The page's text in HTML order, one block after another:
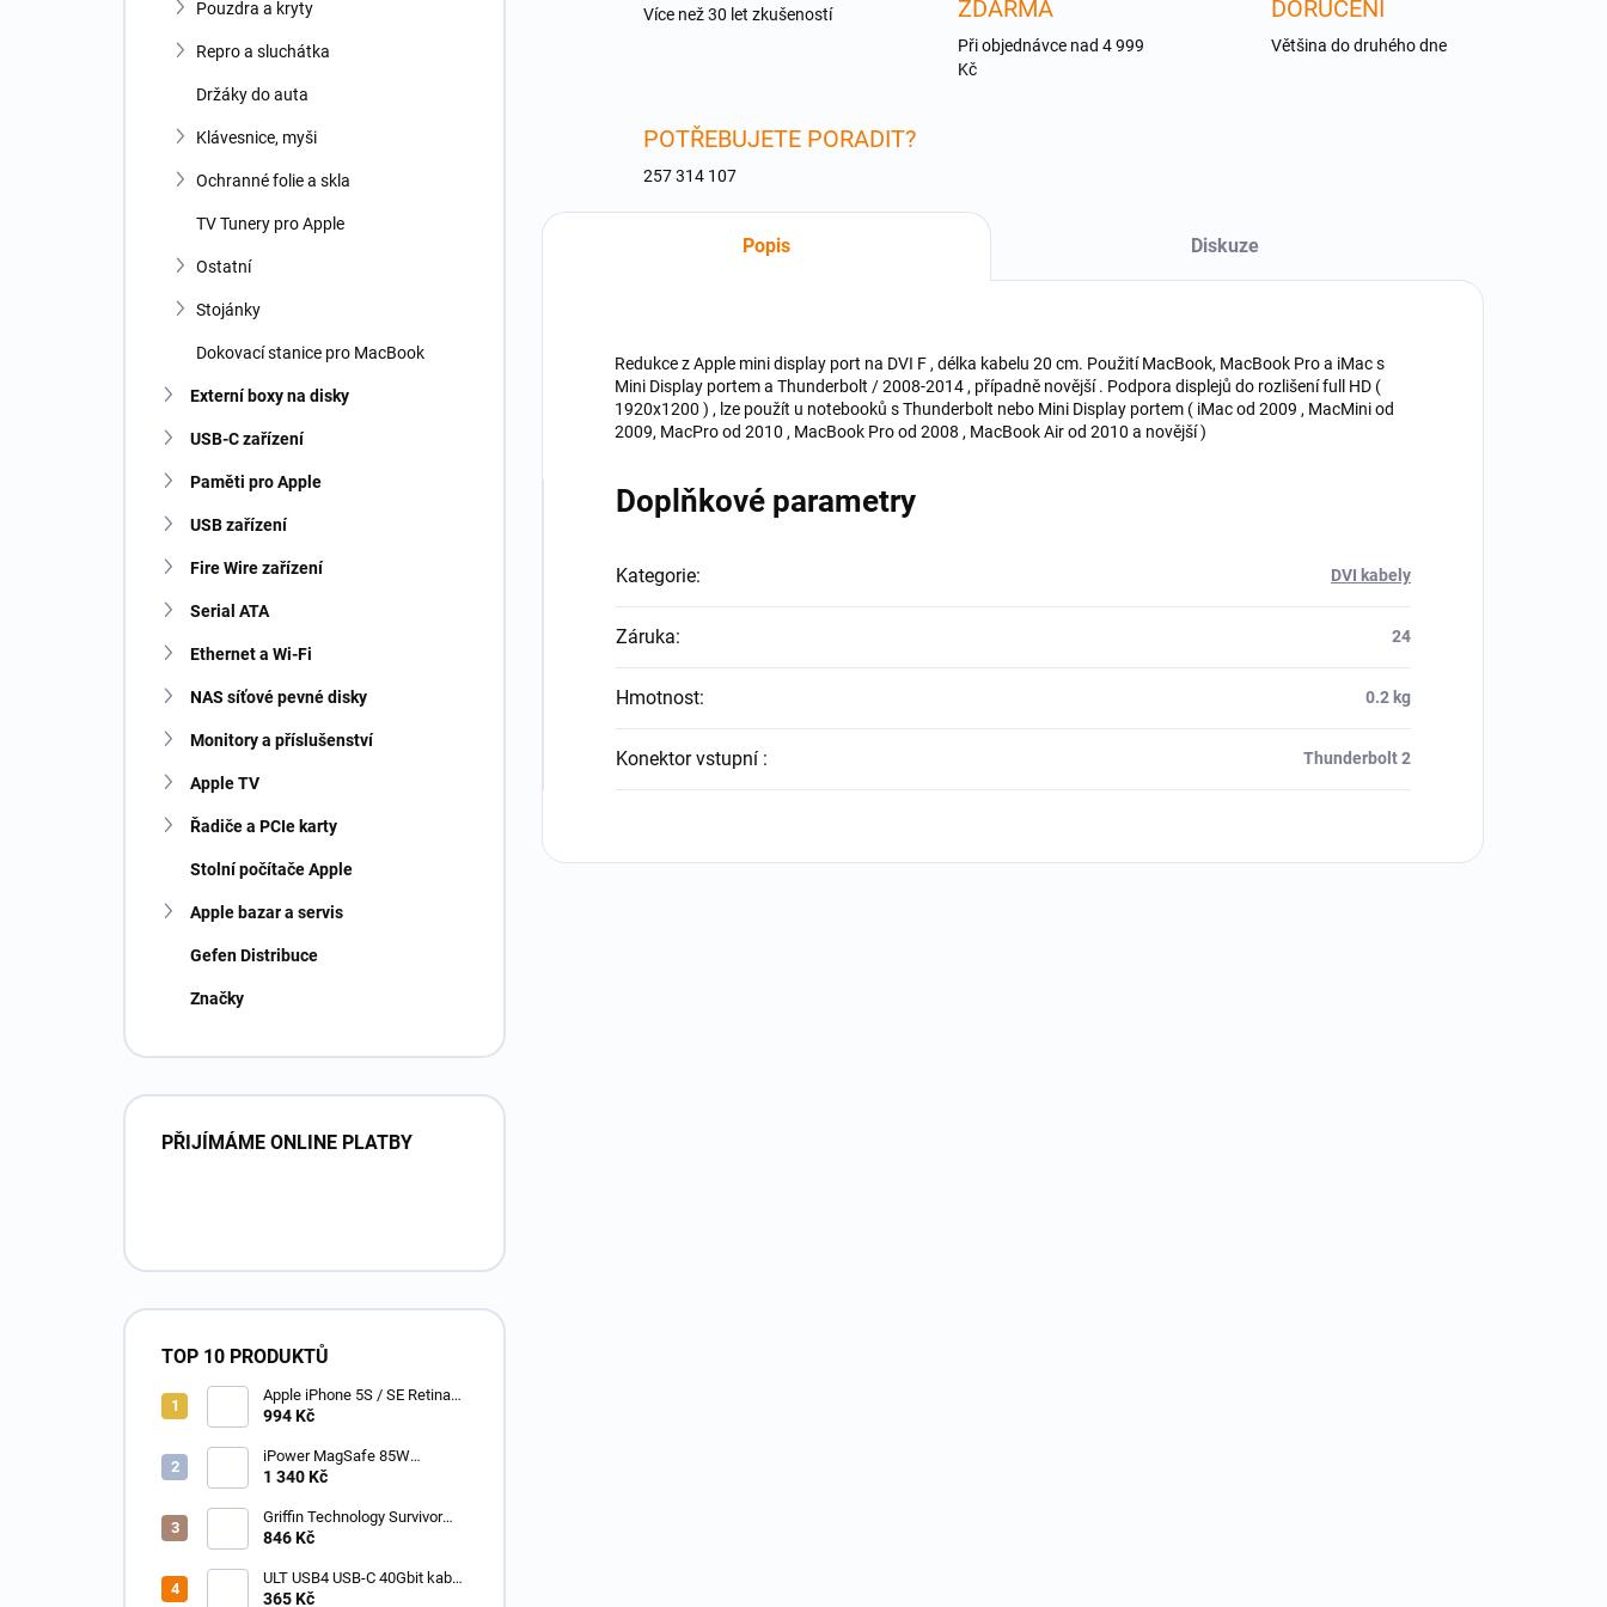
Pouzdra a kryty
Repro a sluchátka
Držáky do auta
Klávesnice, myši
Ochranné folie a skla
TV Tunery pro Apple
Ostatní
Stojánky
Dokovací stanice pro MacBook
Externí boxy na disky
USB-C zařízení
Paměti pro Apple
USB zařízení
Fire Wire zařízení
Serial ATA
Ethernet a Wi-Fi
NAS síťové pevné disky
Monitory a příslušenství
Apple TV
Řadiče a PCIe karty
Stolní počítače Apple
Apple bazar a servis
Gefen Distribuce
Značky
PŘIJÍMÁME ONLINE PLATBY
TOP 10 PRODUKTŮ
Apple iPhone 5S / SE Retina
PREMIUM LCD displej s
994 Kč
iPower MagSafe 85W
napájecí adaptér pro Apple
A1172
1 340 Kč
Griffin Technology Survivor
Extreme pro Apple iPhone XR
846 Kč
ULT USB4 USB-C 40Gbit kabel
M-M až 240W, až 8K@60Hz -
365 Kč
Více než 30 let zkušeností
ZDARMA
Při objednávce nad 4 999
Kč
DORUČENÍ
Většina do druhého dne
POTŘEBUJETE PORADIT?
257 314 107
Popis Diskuze
Redukce z Apple mini display port na DVI F , délka kabelu 20 cm. Použití MacBook, MacBook Pro a iMac s
Mini Display portem a Thunderbolt / 2008-2014 , případně novější . Podpora displejů do rozlišení full HD (
1920x1200 ) , lze použít u notebooků s Thunderbolt nebo Mini Display portem ( iMac od 2009 , MacMini od
2009, MacPro od 2010 , MacBook Pro od 2008 , MacBook Air od 2010 a novější )
Doplňkové parametry
Kategorie: DVI kabely
Záruka: 24
Hmotnost: 0.2 kg
Konektor vstupní : Thunderbolt 2